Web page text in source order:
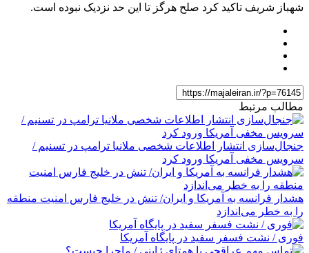
شهباز شریف تاکید کرد صلح هرگز تا این حد نزدیک نبوده است.
مطالب مرتبط
جنجال‌سازی انتشار اطلاعات شخصی ملانیا ترامپ در تسنیم /
سرویس مخفی آمریکا ورود کرد
هشدار فرانسه به آمریکا و ایران/ تنش در خلیج فارس امنیت منطقه
را به خطر می‌اندازد
فوری / نشت فسفر سفید در پایگاه آمریکا